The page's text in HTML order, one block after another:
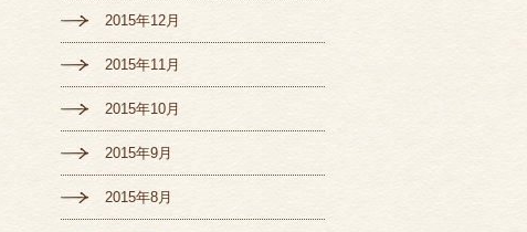
2015年12月
2015年11月
2015年10月
2015年9月
2015年8月